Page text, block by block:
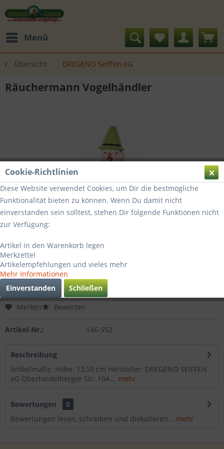
Menü
Übersicht DREGENO Seiffen eG
Räuchermann Vogelhändler
50,40 € *
inkl. MwSt.zzgl. Versandkosten
Sofort versandfertig, Lieferzeit ca. 3-4 Werktage
Merken Bewerten
Artikel-Nr.: 146-552
Beschreibung
Artikelmaße: Höhe: 13,50 cm Hersteller: DREGENO SEIFFEN
eG Oberheidelberger Str. 10A... mehr
Bewertungen
0
Bewertungen lesen, schreiben und diskutieren... mehr
Cookie-Richtlinien
Diese Website verwendet Cookies, um Dir die bestmögliche
Funktionalität bieten zu können. Wenn Du damit nicht
einverstanden sein solltest, stehen Dir folgende Funktionen nicht
zur Verfügung:
Artikel in den Warenkorb legen
Merkzettel
Artikelempfehlungen und vieles mehr
Mehr Informationen
Einverstanden
Schließen